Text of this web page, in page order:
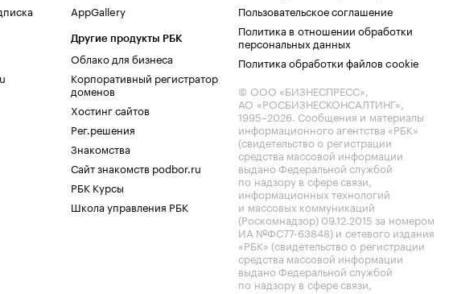
AppGallery
Другие продукты РБК
Облако для бизнеса
Корпоративный регистратор
доменов
Хостинг сайтов
Рег.решения
Знакомства
Сайт знакомств podbor.ru
РБК Курсы
Школа управления РБК
Пользовательское соглашение
Политика в отношении обработки
персональных данных
Политика обработки файлов cookie
© ООО «БИЗНЕСПРЕСС»,
АО «РОСБИЗНЕСКОНСАЛТИНГ»,
1995–2026. Сообщения и материалы
информационного агентства «РБК»
(свидетельство о регистрации
средства массовой информации
выдано Федеральной службой
по надзору в сфере связи,
информационных технологий
и массовых коммуникаций
(Роскомнадзор) 09.12.2015 за номером
ИА №ФС77-63848) и сетевого издания
«РБК» (свидетельство о регистрации
средства массовой информации
выдано Федеральной службой
по надзору в сфере связи,